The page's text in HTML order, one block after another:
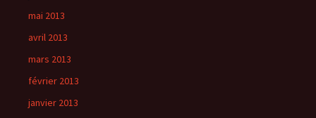
mai 2013
avril 2013
mars 2013
février 2013
janvier 2013